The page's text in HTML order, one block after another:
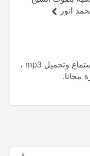
انور
سورة فاطر بصوت الشيخ الشحات محمد انور استماع وتحميل mp3 ،